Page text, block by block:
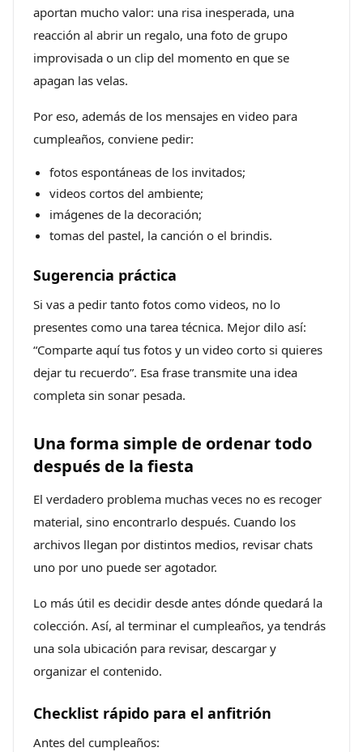
aportan mucho valor: una risa inesperada, una
reacción al abrir un regalo, una foto de grupo
improvisada o un clip del momento en que se
apagan las velas.
Por eso, además de los mensajes en video para
cumpleaños, conviene pedir:
fotos espontáneas de los invitados;
videos cortos del ambiente;
imágenes de la decoración;
tomas del pastel, la canción o el brindis.
Sugerencia práctica
Si vas a pedir tanto fotos como videos, no lo
presentes como una tarea técnica. Mejor dilo así:
“Comparte aquí tus fotos y un video corto si quieres
dejar tu recuerdo”. Esa frase transmite una idea
completa sin sonar pesada.
Una forma simple de ordenar todo
después de la fiesta
El verdadero problema muchas veces no es recoger
material, sino encontrarlo después. Cuando los
archivos llegan por distintos medios, revisar chats
uno por uno puede ser agotador.
Lo más útil es decidir desde antes dónde quedará la
colección. Así, al terminar el cumpleaños, ya tendrás
una sola ubicación para revisar, descargar y
organizar el contenido.
Checklist rápido para el anfitrión
Antes del cumpleaños: